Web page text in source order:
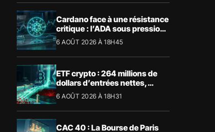
Cardano face à une résistance
critique : l’ADA sous pression
technique
6 AOÛT 2026 À 18H45
ETF crypto : 264 millions de
dollars d’entrées nettes,
Bitcoin et Ethereum dominent
6 AOÛT 2026 À 18H31
CAC 40 : La Bourse de Paris